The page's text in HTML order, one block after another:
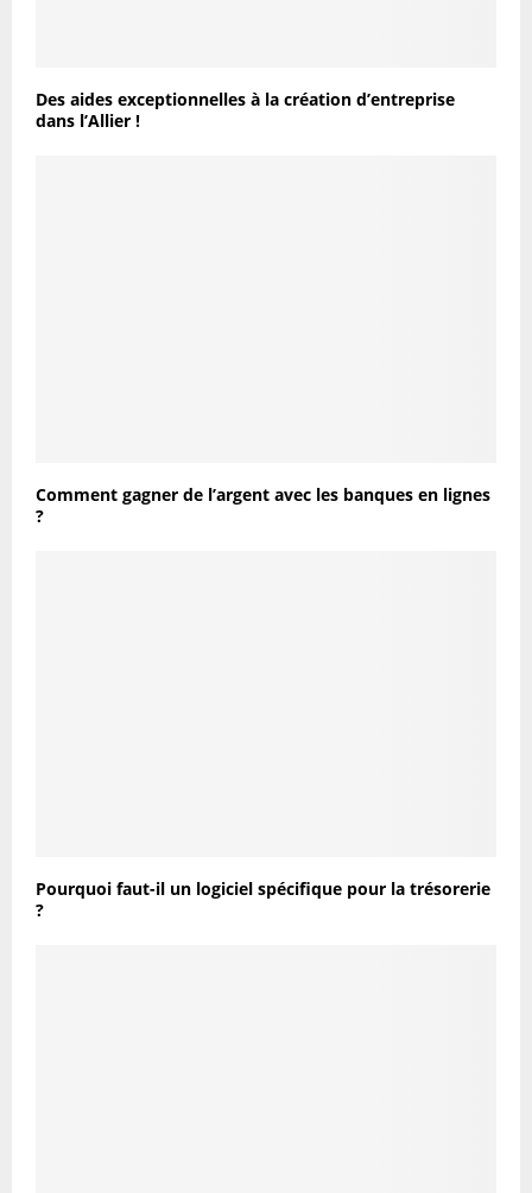
Des aides exceptionnelles à la création d’entreprise
dans l’Allier !
Comment gagner de l’argent avec les banques en lignes
?
Pourquoi faut-il un logiciel spécifique pour la trésorerie
?